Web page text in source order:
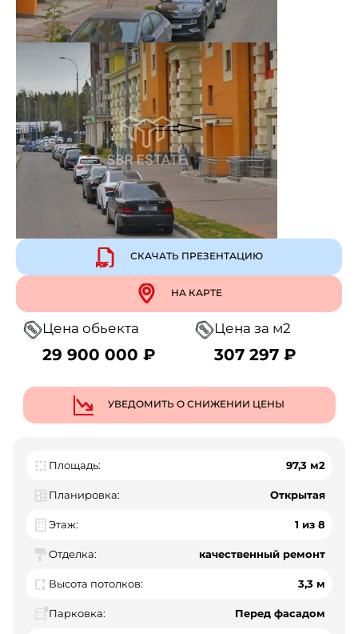
СКАЧАТЬ ПРЕЗЕНТАЦИЮ
НА КАРТЕ
Цена обьекта
29 900 000 ₽
Цена за м2
307 297 ₽
УВЕДОМИТЬ О СНИЖЕНИИ ЦЕНЫ
Площадь: 97,3 м2
Планировка: Открытая
Этаж: 1 из 8
Отделка: качественный ремонт
Высота потолков: 3,3 м
Парковка: Перед фасадом